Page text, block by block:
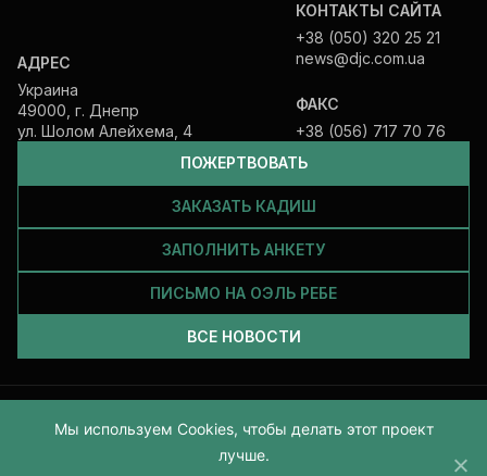
ПОЖЕРТВОВАТЬ
ЗАКАЗАТЬ КАДИШ
ЗАПОЛНИТЬ АНКЕТУ
ПИСЬМО НА ОЭЛЬ РЕБЕ
ВСЕ НОВОСТИ
АДРЕС
Украина
49000, г. Днепр
ул. Шолом Алейхема, 4
КОНТАКТЫ САЙТА
+38 (050) 320 25 21
news@djc.com.ua
ФАКС
+38 (056) 717 70 76
Все права защищены и принадлежат Еврейской общине Днепра.
2026
Мы используем Cookies, чтобы делать этот проект
лучше.